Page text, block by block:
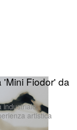
Fiodor' da
industriale,
artistica